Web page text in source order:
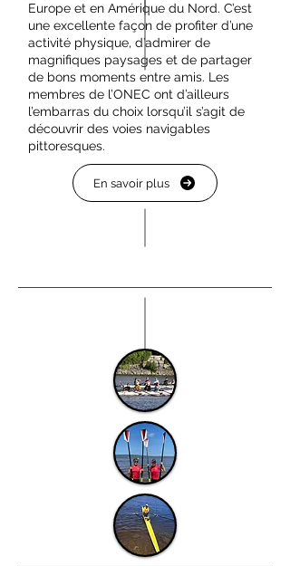
Europe et en Amérique du Nord. C’est
une excellente façon de profiter d’une
activité physique, d’admirer de
magnifiques paysages et de partager
de bons moments entre amis. Les
membres de l’ONEC ont d’ailleurs
l’embarras du choix lorsqu’il s’agit de
découvrir des voies navigables
pittoresques.
En savoir plus